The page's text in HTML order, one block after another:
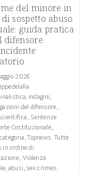
del minore in
di sospetto abuso
guida pratica
difensore
2026
indagini,
del difensore.,
,Sentenze
Costituzionale.,
,Topnews. Tutte
in ordine di
,Violenza
abusi, sex crimes.